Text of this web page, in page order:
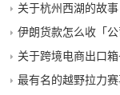
关于杭州西湖的故
伊朗货款怎么收「
关于跨境电商出口
最有名的越野拉力